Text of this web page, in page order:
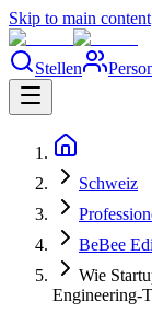
Skip to main content
Stellen
Schweiz
BeBee
Wie
Engineering-